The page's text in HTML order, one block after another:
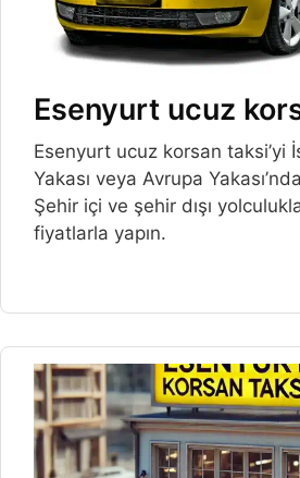
Esenyurt ucuz
Esenyurt ucuz korsan taksi’yi
Yakası veya Avrupa
Şehir içi ve şehir dışı
fiyatlarla yapın.